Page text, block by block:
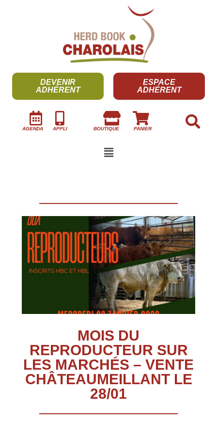
DEVENIR
ADHÉRENT
ESPACE
ADHÉRENT
AGENDA APPLI BOUTIQUE PANIER
MOIS DU
REPRODUCTEUR SUR
LES MARCHÉS – VENTE
CHÂTEAUMEILLANT LE
28/01